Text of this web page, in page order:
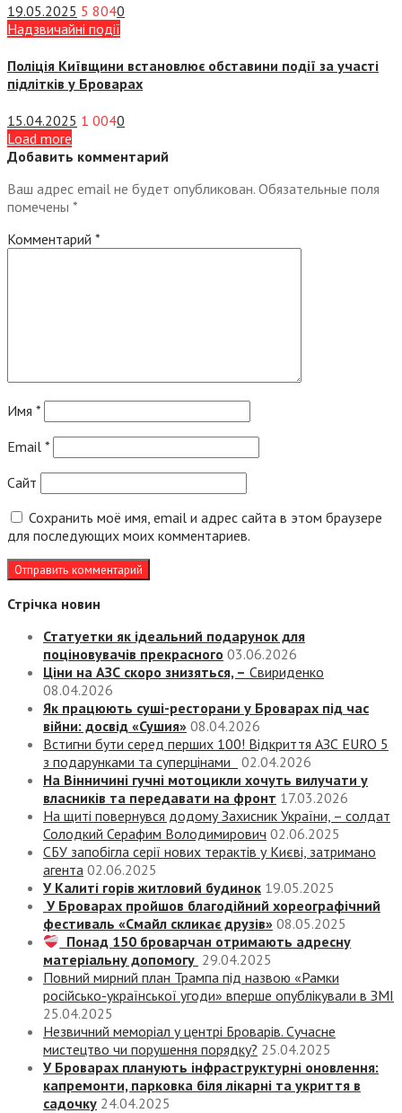
19.05.2025 5 8040
Надзвичайні події
Поліція Київщини встановлює обставини події за участі
підлітків у Броварах
15.04.2025 1 0040
Load more
Добавить комментарий
Ваш адрес email не будет опубликован. Обязательные поля
помечены *
Комментарий *
Имя *
Email *
Сайт
Сохранить моё имя, email и адрес сайта в этом браузере
для последующих моих комментариев.
Стрічка новин
Статуетки як ідеальний подарунок для
поціновувачів прекрасного 03.06.2026
Ціни на АЗС скоро знизяться, – Свириденко
08.04.2026
Як працюють суші-ресторани у Броварах під час
війни: досвід «Сушия» 08.04.2026
Встигни бути серед перших 100! Відкриття АЗС EURO 5
з подарунками та суперцінами
02.04.2026
На Вінничині гучні мотоцикли хочуть вилучати у
власників та передавати на фронт 17.03.2026
На щиті повернувся додому Захисник України, – солдат
Солодкий Серафим Володимирович 02.06.2025
СБУ запобігла серії нових терактів у Києві, затримано
агента 02.06.2025
У Калиті горів житловий будинок 19.05.2025
У Броварах пройшов благодійний хореографічний
фестиваль «Смайл скликає друзів» 08.05.2025
Понад 150 броварчан отримають адресну
матеріальну допомогу 29.04.2025
Повний мирний план Трампа під назвою «‎Рамки
російсько-української угоди» вперше опублікували в ЗМІ
25.04.2025
Незвичний меморіал у центрі Броварів. Сучасне
мистецтво чи порушення порядку? 25.04.2025
У Броварах планують інфраструктурні оновлення:
капремонти, парковка біля лікарні та укриття в
садочку 24.04.2025